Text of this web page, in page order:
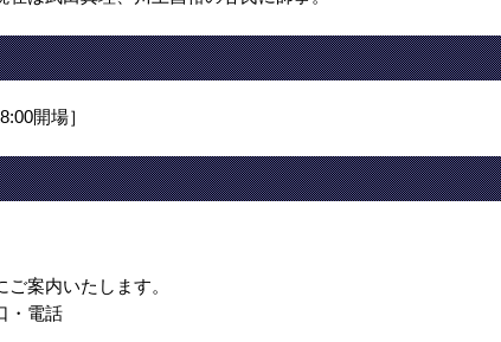
開場］
案内いたします。
・電話